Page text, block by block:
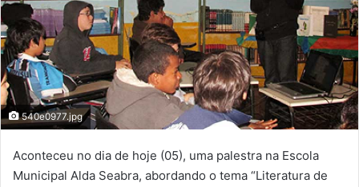
540e0977.jpg
Aconteceu no dia de hoje (05), uma palestra na Escola
Municipal Alda Seabra, abordando o tema “Literatura de